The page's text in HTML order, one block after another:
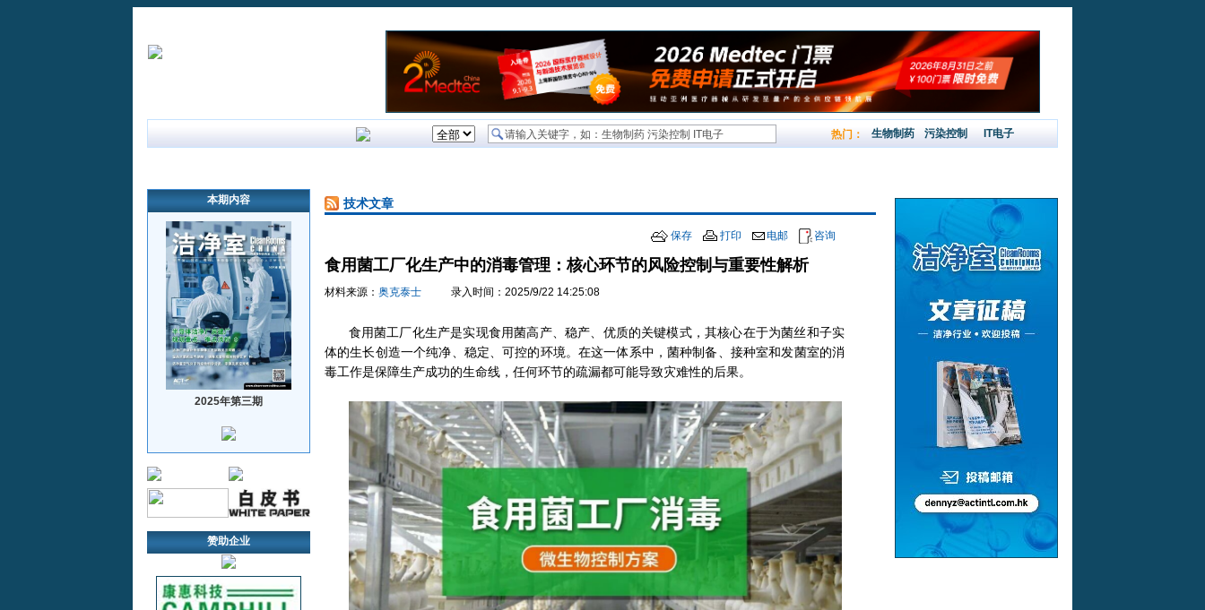
热门： 生物制药 污染控制 IT电子
本期内容
2025年第三期
赞助企业
技术文章
保存 打印 电邮 咨询
食用菌工厂化生产中的消毒管理：核心环节的风险控制与重要性解析
材料来源： 奥克泰士 录入时间：2025/9/22 14:25:08
食用菌工厂化生产是实现食用菌高产、稳产、优质的关键模式，其核心在于为菌丝和子实
体的生长创造一个纯净、稳定、可控的环境。在这一体系中，菌种制备、接种室和发菌室的消
毒工作是保障生产成功的生命线，任何环节的疏漏都可能导致灾难性的后果。